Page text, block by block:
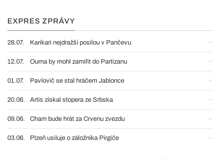
EXPRES ZPRÁVY
28.07. Karikari nejdražší posilou v Pančevu
12.07. Ouma by mohl zamířit do Partizanu
01.07. Pavlovič se stal hráčem Jablonce
20.06. Artis získal stopera ze Srbska
09.06. Cham bude hrát za Crvenu zvezdu
03.06. Plzeň usiluje o záložníka Pirgiče